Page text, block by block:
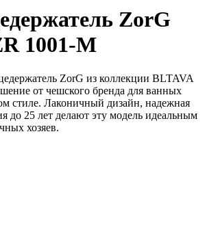
ZorG
1001-M
ZorG из коллекции BLTAVA
от чешского бренда для ванных
стиле. Лаконичный дизайн, надежная
до 25 лет делают эту модель идеальным
хозяев.